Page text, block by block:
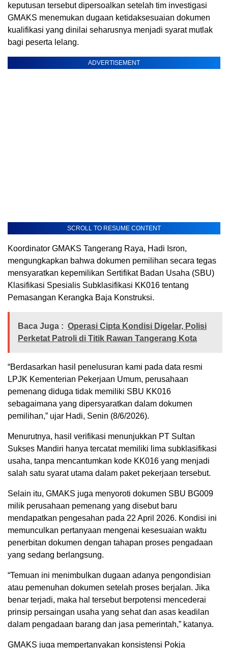
keputusan tersebut dipersoalkan setelah tim investigasi
GMAKS menemukan dugaan ketidaksesuaian dokumen
kualifikasi yang dinilai seharusnya menjadi syarat mutlak
bagi peserta lelang.
ADVERTISEMENT
SCROLL TO RESUME CONTENT
Koordinator GMAKS Tangerang Raya, Hadi Isron,
mengungkapkan bahwa dokumen pemilihan secara tegas
mensyaratkan kepemilikan Sertifikat Badan Usaha (SBU)
Klasifikasi Spesialis Subklasifikasi KK016 tentang
Pemasangan Kerangka Baja Konstruksi.
Baca Juga : Operasi Cipta Kondisi Digelar, Polisi
Perketat Patroli di Titik Rawan Tangerang Kota
“Berdasarkan hasil penelusuran kami pada data resmi
LPJK Kementerian Pekerjaan Umum, perusahaan
pemenang diduga tidak memiliki SBU KK016
sebagaimana yang dipersyaratkan dalam dokumen
pemilihan,” ujar Hadi, Senin (8/6/2026).
Menurutnya, hasil verifikasi menunjukkan PT Sultan
Sukses Mandiri hanya tercatat memiliki lima subklasifikasi
usaha, tanpa mencantumkan kode KK016 yang menjadi
salah satu syarat utama dalam paket pekerjaan tersebut.
Selain itu, GMAKS juga menyoroti dokumen SBU BG009
milik perusahaan pemenang yang disebut baru
mendapatkan pengesahan pada 22 April 2026. Kondisi ini
memunculkan pertanyaan mengenai kesesuaian waktu
penerbitan dokumen dengan tahapan proses pengadaan
yang sedang berlangsung.
“Temuan ini menimbulkan dugaan adanya pengondisian
atau pemenuhan dokumen setelah proses berjalan. Jika
benar terjadi, maka hal tersebut berpotensi mencederai
prinsip persaingan usaha yang sehat dan asas keadilan
dalam pengadaan barang dan jasa pemerintah,” katanya.
GMAKS juga mempertanyakan konsistensi Pokja